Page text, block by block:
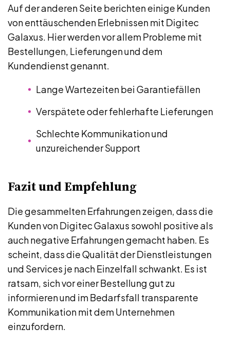
Auf der anderen Seite berichten einige Kunden
von enttäuschenden Erlebnissen mit Digitec
Galaxus. Hier werden vor allem Probleme mit
Bestellungen, Lieferungen und dem
Kundendienst genannt.
Lange Wartezeiten bei Garantiefällen
Verspätete oder fehlerhafte Lieferungen
Schlechte Kommunikation und
unzureichender Support
Fazit und Empfehlung
Die gesammelten Erfahrungen zeigen, dass die
Kunden von Digitec Galaxus sowohl positive als
auch negative Erfahrungen gemacht haben. Es
scheint, dass die Qualität der Dienstleistungen
und Services je nach Einzelfall schwankt. Es ist
ratsam, sich vor einer Bestellung gut zu
informieren und im Bedarfsfall transparente
Kommunikation mit dem Unternehmen
einzufordern.